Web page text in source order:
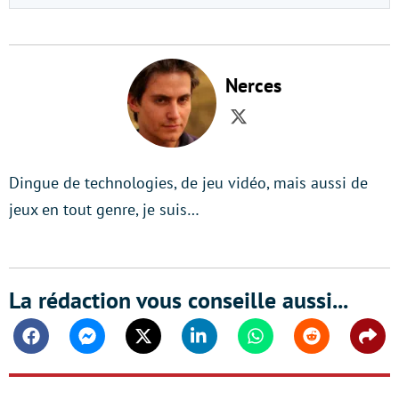
Nerces
Twitter
Dingue de technologies, de jeu vidéo, mais aussi de
jeux en tout genre, je suis…
La rédaction vous conseille aussi...
FacebookMessengerTwitter Linkedin WhatsappReddit